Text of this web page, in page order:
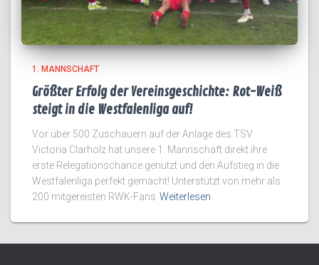
1. MANNSCHAFT
Größter Erfolg der Vereinsgeschichte: Rot-Weiß
steigt in die Westfalenliga auf!
Vor über 500 Zuschauern auf der Anlage des TSV
Victoria Clarholz hat unsere 1. Mannschaft direkt ihre
erste Relegationschance genutzt und den Aufstieg in die
Westfalenliga perfekt gemacht! Unterstützt von mehr als
200 mitgereisten RWK-Fans Weiterlesen